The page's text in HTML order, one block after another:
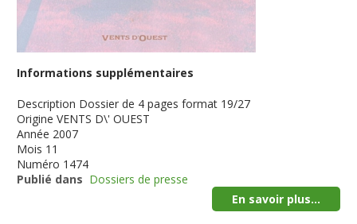
Informations supplémentaires
Description Dossier de 4 pages format 19/27
Origine VENTS D\' OUEST
Année 2007
Mois 11
Numéro 1474
Publié dans Dossiers de presse
En savoir plus...